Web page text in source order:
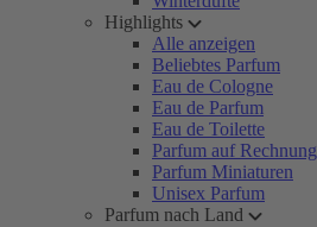
Highlights
Alle anzeigen
Beliebtes Parfum
Eau de Cologne
Eau de Parfum
Eau de Toilette
Parfum auf Rechnung
Parfum Miniaturen
Unisex Parfum
Parfum nach Land